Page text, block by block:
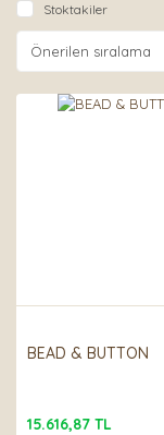
Stoktakiler
BEAD & BUTTON
15.616,87 TL